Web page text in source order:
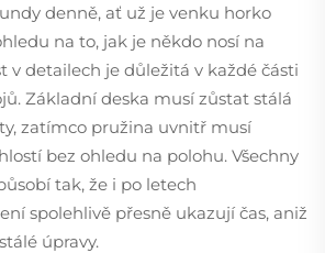
denně, ať už je venku horko
na to, jak je někdo nosí na
v detailech je důležitá v každé části
Základní deska musí zůstat stálá
zatímco pružina uvnitř musí
bez ohledu na polohu. Všechny
tak, že i po letech
spolehlivě přesně ukazují čas, aniž
úpravy.